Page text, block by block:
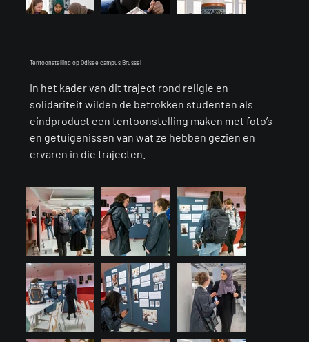
Tentoonstelling op Odisee campus Brussel
In het kader van dit traject rond religie en
solidariteit wilden de betrokken studenten als
eindproduct een tentoonstelling maken met foto’s
en getuigenissen van wat ze hebben gezien en
ervaren in die trajecten.